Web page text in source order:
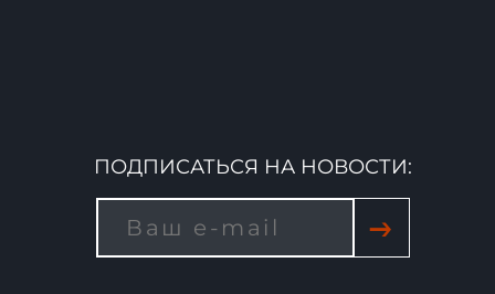
ПОДПИСАТЬСЯ НА НОВОСТИ:
→